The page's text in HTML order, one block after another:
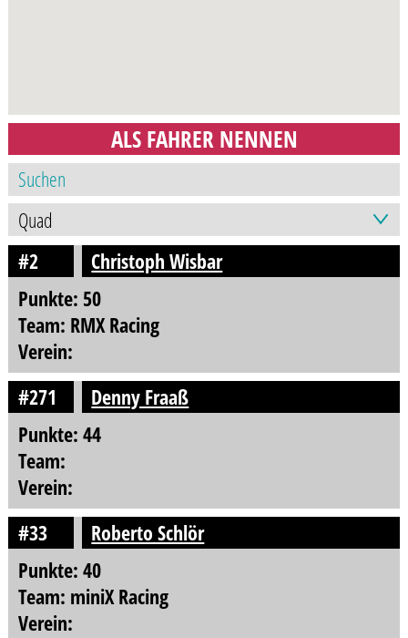
ALS FAHRER NENNEN
#2
Christoph Wisbar
Punkte: 50
Team: RMX Racing
Verein:
#271
Denny Fraaß
Punkte: 44
Team:
Verein:
#33
Roberto Schlör
Punkte: 40
Team: miniX Racing
Verein: